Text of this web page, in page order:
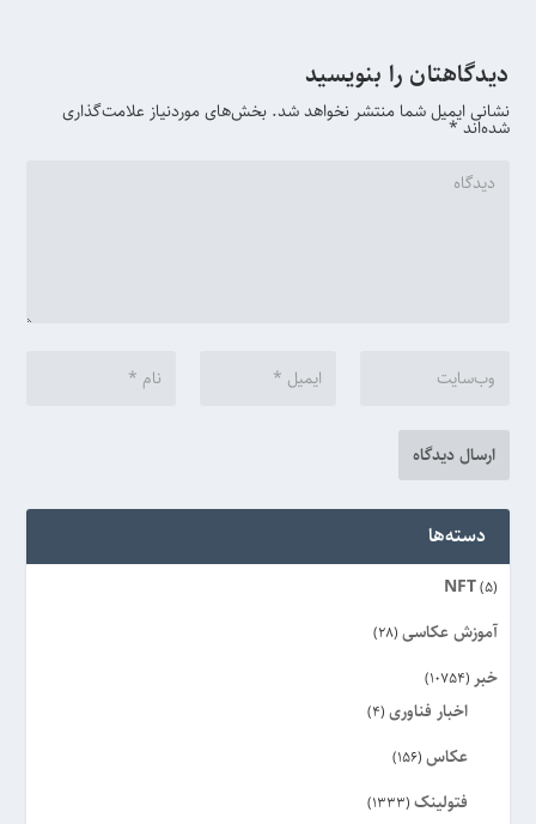
دیدگاهتان را بنویسید
نشانی ایمیل شما منتشر نخواهد شد. بخش‌های موردنیاز علامت‌گذاری
شده‌اند*
دسته‌ها
NFT(5)
آموزش عکاسی (28)
خبر (10754)
اخبار فناوری (4)
عکاس (156)
فتولینک (1333)